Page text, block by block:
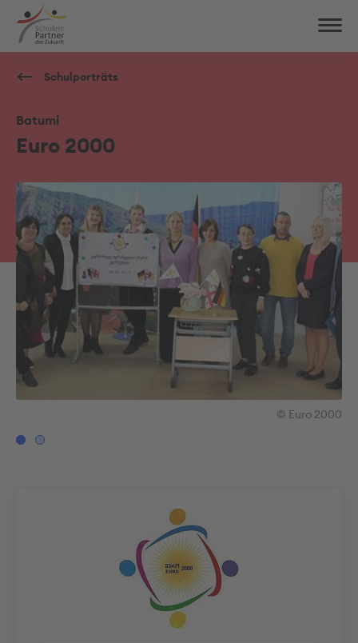
Schulporträts
Batumi
Euro 2000
© Euro 2000